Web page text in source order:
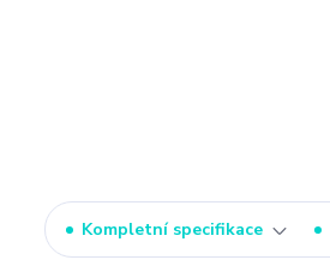
Kompletní specifikace